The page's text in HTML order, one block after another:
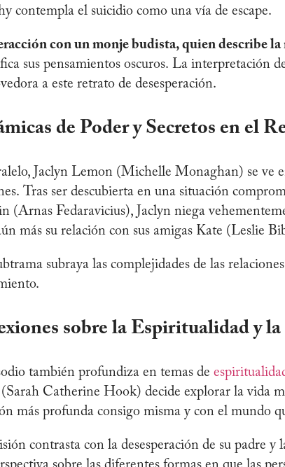
contempla el suicidio como una vía de escape.
con un monje budista, quien describe
sus pensamientos oscuros. La interpretación
a este retrato de desesperación.
de Poder y Secretos en el
Jaclyn Lemon (Michelle Monaghan) se ve
Tras ser descubierta en una situación
(Arnas Fedaravicius), Jaclyn niega
más su relación con sus amigas Kate (Leslie
subraya las complejidades de las
sobre la Espiritualidad y
también profundiza en temas de
Catherine Hook) decide explorar la vida
más profunda consigo misma y con el mundo
contrasta con la desesperación de su padre